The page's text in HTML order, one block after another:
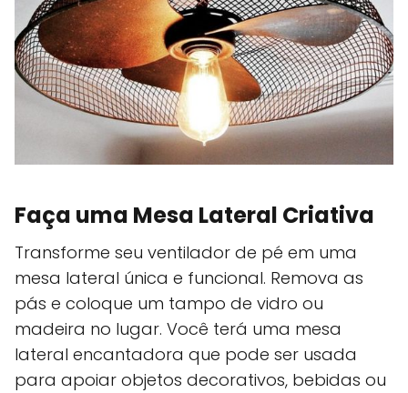
Faça uma Mesa Lateral Criativa
Transforme seu ventilador de pé em uma
mesa lateral única e funcional. Remova as
pás e coloque um tampo de vidro ou
madeira no lugar. Você terá uma mesa
lateral encantadora que pode ser usada
para apoiar objetos decorativos, bebidas ou